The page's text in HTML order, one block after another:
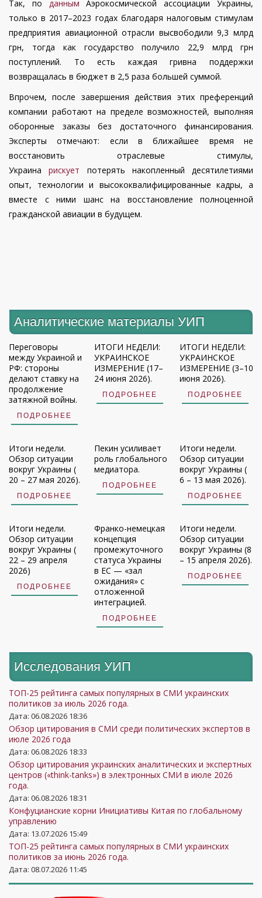
Так, по данным Аэрокосмической ассоциации Украины,
только в 2017–2023 годах благодаря налоговым стимулам
предприятия авиационной отрасли высвободили 9,3 млрд
грн, тогда как государство получило 22,9 млрд грн
поступлений. То есть каждая гривна поддержки
возвращалась в бюджет в 2,5 раза большей суммой.
Впрочем, после завершения действия этих преференций
компании работают на пределе возможностей, выполняя
оборонные заказы без достаточного финансирования.
Эксперты отмечают: если в ближайшее время не
восстановить отраслевые стимулы,
Украинарискует потерять накопленный десятилетиями
опыт, технологии и высококвалифицированные кадры, а
вместе с ними шанс на восстановление полноценной
гражданской авиации в будущем.
Аналитические материалы УИП
Переговоры
между Украиной и
РФ: стороны
делают ставку на
продолжение
затяжной войны.
ПОДРОБНЕЕ
ИТОГИ НЕДЕЛИ:
УКРАИНСКОЕ
ИЗМЕРЕНИЕ (17–
24 июня 2026).
ПОДРОБНЕЕ
ИТОГИ НЕДЕЛИ:
УКРАИНСКОЕ
ИЗМЕРЕНИЕ (3–10
июня 2026).
ПОДРОБНЕЕ
Итоги недели.
Обзор ситуации
вокруг Украины (
20 – 27 мая 2026).
ПОДРОБНЕЕ
Пекин усиливает
роль глобального
медиатора.
ПОДРОБНЕЕ
Итоги недели.
Обзор ситуации
вокруг Украины (
6 – 13 мая 2026).
ПОДРОБНЕЕ
Итоги недели.
Обзор ситуации
вокруг Украины (
22 – 29 апреля
2026)
ПОДРОБНЕЕ
Франко-немецкая
концепция
промежуточного
статуса Украины
в ЕС — «зал
ожидания» с
отложенной
интеграцией.
ПОДРОБНЕЕ
Итоги недели.
Обзор ситуации
вокруг Украины (8
– 15 апреля 2026).
ПОДРОБНЕЕ
Исследования УИП
ТОП-25 рейтинга самых популярных в СМИ украинских
политиков за июль 2026 года.
Дата: 06.08.2026 18:36
Обзор цитирования в СМИ среди политических экспертов в
июле 2026 года
Дата: 06.08.2026 18:33
Обзор цитирования украинских аналитических и экспертных
центров («think-tanks») в электронных СМИ в июле 2026
года.
Дата: 06.08.2026 18:31
Конфуцианские корни Инициативы Китая по глобальному
управлению
Дата: 13.07.2026 15:49
ТОП-25 рейтинга самых популярных в СМИ украинских
политиков за июнь 2026 года.
Дата: 08.07.2026 11:45